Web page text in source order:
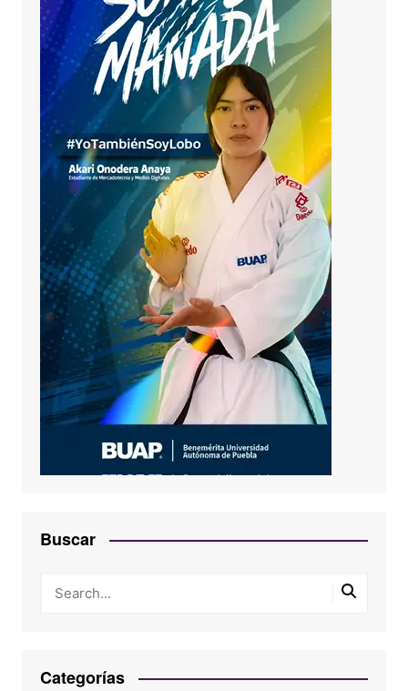
Buscar
Categorías